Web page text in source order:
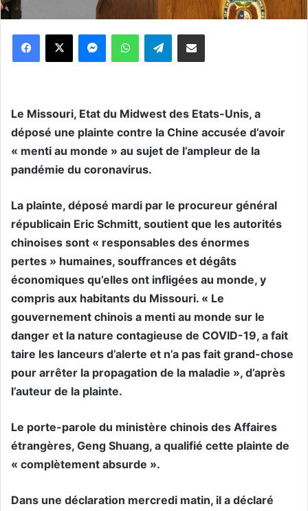
WhatsApp Telegram
Le Missouri, Etat du Midwest des Etats-Unis, a
déposé une plainte contre la Chine accusée d’avoir
« menti au monde » au sujet de l’ampleur de la
pandémie du coronavirus.
La plainte, déposé mardi par le procureur général
républicain Eric Schmitt, soutient que les autorités
chinoises sont « responsables des énormes
pertes » humaines, souffrances et dégâts
économiques qu’elles ont infligées au monde, y
compris aux habitants du Missouri. « Le
gouvernement chinois a menti au monde sur le
danger et la nature contagieuse de COVID-19, a fait
taire les lanceurs d’alerte et n’a pas fait grand-chose
pour arrêter la propagation de la maladie », d’après
l’auteur de la plainte.
Le porte-parole du ministère chinois des Affaires
étrangères, Geng Shuang, a qualifié cette plainte de
« complètement absurde ».
Dans une déclaration mercredi matin, il a déclaré